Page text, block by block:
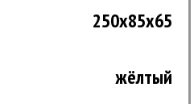
250x85x65
жёлтый